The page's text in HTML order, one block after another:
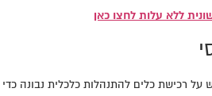
ללא עלות לחצו כאן
רכישת כלים להתנהלות כלכלית נבונה כדי